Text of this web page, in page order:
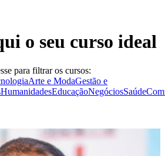
o seu curso ideal
para filtrar os cursos:
Arte e ModaGestão e
HumanidadesEducaçãoNegóciosSaúde